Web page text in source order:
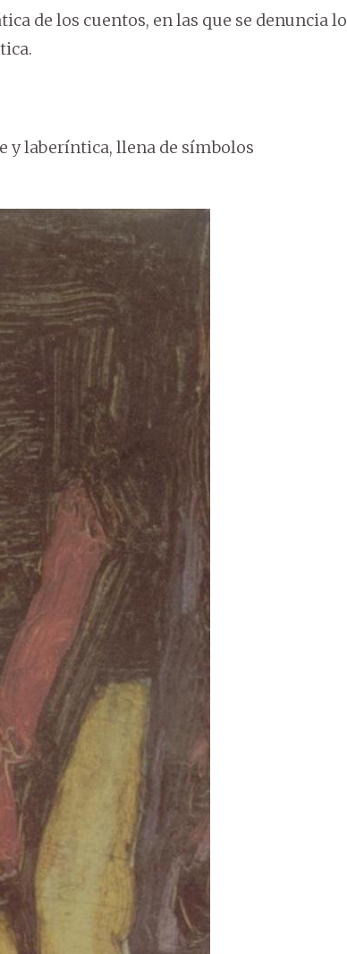
de los cuentos, en las que se denuncia lo
y laberíntica, llena de símbolos